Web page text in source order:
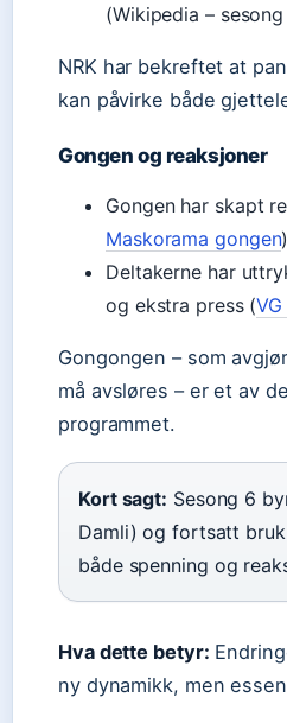
(Wikipedia –
NRK har bekreftet at
kan påvirke både
Gongen og reaksjoner
Gongen har skapt
Maskorama gongen
Deltakerne har
og ekstra press (
Gongongen – som
må avsløres – er et av
programmet.
Kort sagt: Sesong 6
Damli) og fortsatt
både spenning og
Hva dette betyr:
ny dynamikk, men